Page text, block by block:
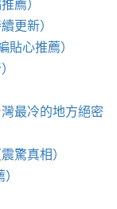
薦）
更新）
心推薦）
最冷的地方絕密
驚真相）